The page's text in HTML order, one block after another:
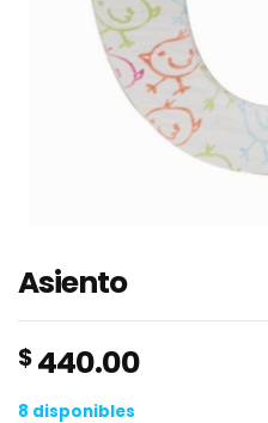
Asiento
$440.00
8 disponibles